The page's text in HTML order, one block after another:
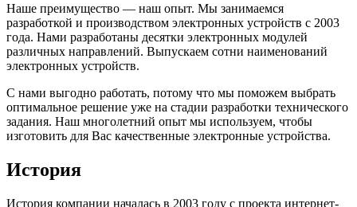
Наше преимущество — наш опыт. Мы занимаемся
разработкой и производством электронных устройств с 2003
года. Нами разработаны десятки электронных модулей
различных направлений. Выпускаем сотни наименований
электронных устройств.
С нами выгодно работать, потому что мы поможем выбрать
оптимальное решение уже на стадии разработки технического
задания. Наш многолетний опыт мы используем, чтобы
изготовить для Вас качественные электронные устройства.
История
История компании началась в 2003 году с проекта интернет-